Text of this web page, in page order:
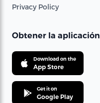
Privacy Policy
Obtener la aplicación
Download on the
App Store
Get it on
Google Play